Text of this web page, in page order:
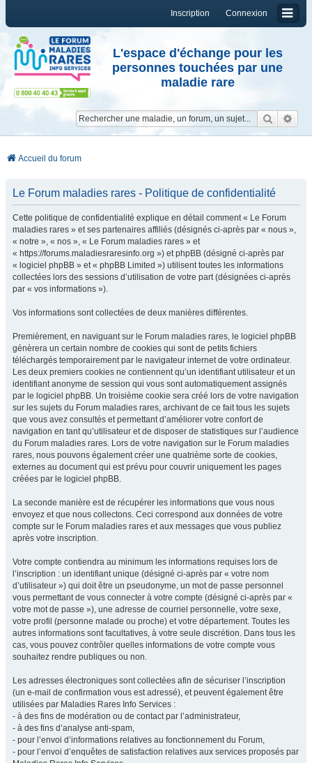
Connexion
Inscription
L'espace d'échange pour les
personnes touchées par une
maladie rare
Accueil du forum
Le Forum maladies rares - Politique de confidentialité
Cette politique de confidentialité explique en détail comment « Le Forum
maladies rares » et ses partenaires affiliés (désignés ci-après par « nous »,
« notre », « nos », « Le Forum maladies rares » et
« https://forums.maladiesraresinfo.org ») et phpBB (désigné ci-après par
« logiciel phpBB » et « phpBB Limited ») utilisent toutes les informations
collectées lors des sessions d’utilisation de votre part (désignées ci-après
par « vos informations »).
Vos informations sont collectées de deux manières différentes.
Premièrement, en naviguant sur le Forum maladies rares, le logiciel phpBB
génèrera un certain nombre de cookies qui sont de petits fichiers
téléchargés temporairement par le navigateur internet de votre ordinateur.
Les deux premiers cookies ne contiennent qu’un identifiant utilisateur et un
identifiant anonyme de session qui vous sont automatiquement assignés
par le logiciel phpBB. Un troisième cookie sera créé lors de votre navigation
sur les sujets du Forum maladies rares, archivant de ce fait tous les sujets
que vous avez consultés et permettant d’améliorer votre confort de
navigation en tant qu’utilisateur et de disposer de statistiques sur l’audience
du Forum maladies rares. Lors de votre navigation sur le Forum maladies
rares, nous pouvons également créer une quatrième sorte de cookies,
externes au document qui est prévu pour couvrir uniquement les pages
créées par le logiciel phpBB.
La seconde manière est de récupérer les informations que vous nous
envoyez et que nous collectons. Ceci correspond aux données de votre
compte sur le Forum maladies rares et aux messages que vous publiez
après votre inscription.
Votre compte contiendra au minimum les informations requises lors de
l’inscription : un identifiant unique (désigné ci-après par « votre nom
d’utilisateur ») qui doit être un pseudonyme, un mot de passe personnel
vous permettant de vous connecter à votre compte (désigné ci-après par «
votre mot de passe »), une adresse de courriel personnelle, votre sexe,
votre profil (personne malade ou proche) et votre département. Toutes les
autres informations sont facultatives, à votre seule discrétion. Dans tous les
cas, vous pouvez contrôler quelles informations de votre compte vous
souhaitez rendre publiques ou non.
Les adresses électroniques sont collectées afin de sécuriser l’inscription
(un e-mail de confirmation vous est adressé), et peuvent également être
utilisées par Maladies Rares Info Services :
- à des fins de modération ou de contact par l’administrateur,
- à des fins d’analyse anti-spam,
- pour l’envoi d’informations relatives au fonctionnement du Forum,
- pour l’envoi d’enquêtes de satisfaction relatives aux services proposés par